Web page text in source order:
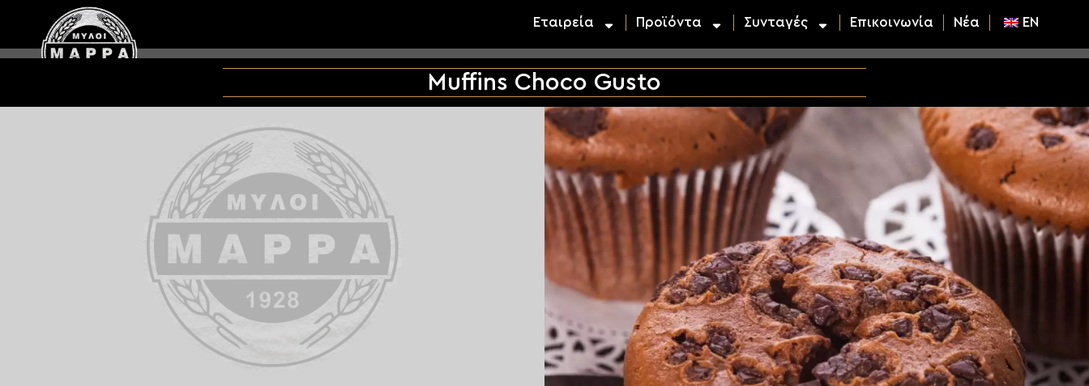
Εταιρεία Προϊόντα Συνταγές Επικοινωνία Νέα EN
Muffins Choco Gusto